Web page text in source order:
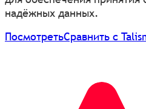
надёжных данных.
ПосмотретьСравнить с